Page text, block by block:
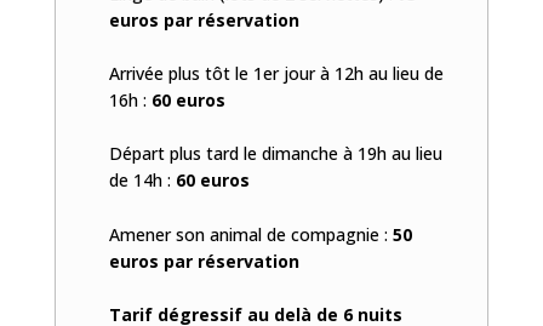
euros par réservation
Arrivée plus tôt le 1er jour à 12h au lieu de
16h : 60 euros
Départ plus tard le dimanche à 19h au lieu
de 14h : 60 euros
Amener son animal de compagnie : 50
euros par réservation
Tarif dégressif au delà de 6 nuits